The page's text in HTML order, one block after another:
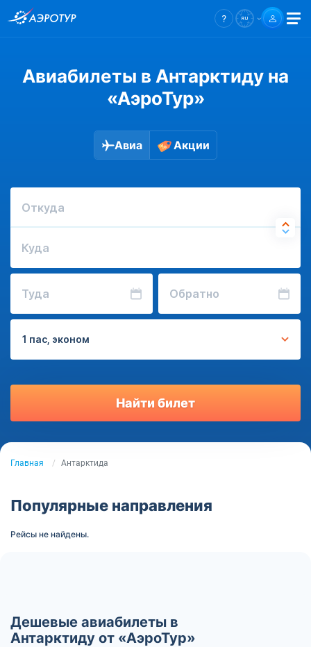
Авиабилеты в Антарктиду на
«АэроТур»
Авиа Акции
Откуда
Куда
Туда Обратно
1 пас, эконом
Найти билет
Главная Антарктида
Популярные направления
Рейсы не найдены.
Дешевые авиабилеты в
Антарктиду от «АэроТур»